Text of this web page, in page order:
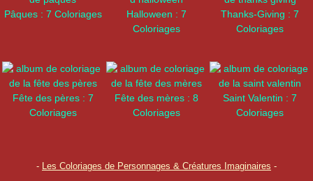
Pâques : 7 Coloriages
Halloween : 7
Coloriages
Thanks-Giving : 7
Coloriages
Fête des pères : 7
Coloriages
Fête des mères : 8
Coloriages
Saint Valentin : 7
Coloriages
- Les Coloriages de Personnages & Créatures Imaginaires -